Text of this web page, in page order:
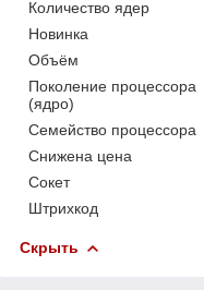
Количество ядер
Новинка
Объём
Поколение процессора
(ядро)
Семейство процессора
Снижена цена
Сокет
Штрихкод
Скрыть